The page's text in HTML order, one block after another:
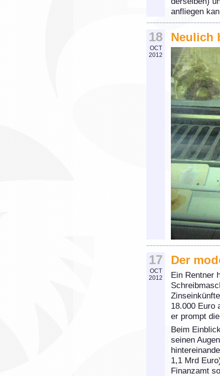
anfliegen
18
OCT
2012
Neulich
17
OCT
2012
Der
Ein Rentner
18.000 Euro
er prompt
Beim
seinen
1,1 Mrd
Finanzamt